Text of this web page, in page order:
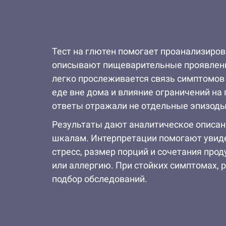
Тест на глютен помогает
описывают пищеварительные
легко прослеживается связь
еде вне дома и влияние ограничений
ответы отражали не отдельные
Результаты дают аналитическое
шкалам. Интерпретации помогают
стресс, размер порций и сочетания
или аллергию. При стойких симптомах,
подбор обследований.